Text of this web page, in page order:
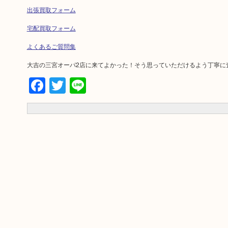
出張買取フォーム
宅配買取フォーム
よくあるご質問集
大吉の三宮オーパ2店に来てよかった！そう思っていただけるよう丁寧に
Facebook
Twitter
Line